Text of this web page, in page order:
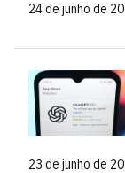
24 de junho de
23 de junho de